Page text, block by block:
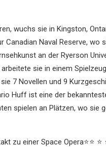
wuchs sie in Kingston,
Canadian Naval Reserve,
an der Ryerson
sie in einem
7 Novellen und 9
Huff ist eine der
spielen an Plätzen, wo sie
zu einer Space Opera⭐⭐ ⭐